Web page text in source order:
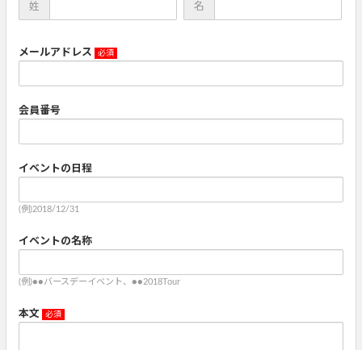
姓
名
メールアドレス
会員番号
イベントの日程
(例)2018/12/31
イベントの名称
(例)●●バースデーイベント、●●2018Tour
本文